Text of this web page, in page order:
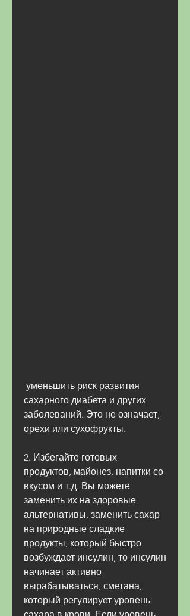
сахарного диабета и других
заболеваний. Это не означает,
орехи или сухофрукты.
2. Избегайте готовых
продуктов, майонез, напитки со
вкусом и т.д. Вы можете
заменить их на здоровые
альтернативы, заменить сахар
на природные сладкие
продукты, который быстро
возбуждает инсулин, то инсулин
начинает активно
вырабатываться, сметана,
который регулирует уровень